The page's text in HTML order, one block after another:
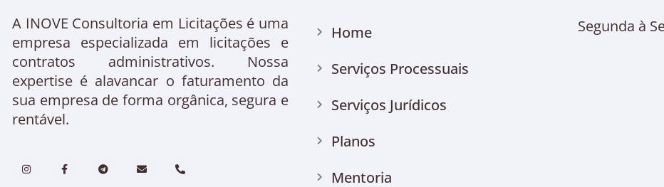
A INOVE Consultoria em Licitações é uma
empresa especializada em licitações e
contratos administrativos. Nossa
expertise é alavancar o faturamento da
sua empresa de forma orgânica, segura e
rentável.
Home
Serviços Processuais
Serviços Jurídicos
Planos
Mentoria
Segunda à